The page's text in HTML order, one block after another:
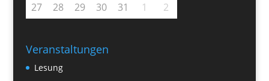
27
28 29 30 31 1 2
Veranstaltungen
Lesung